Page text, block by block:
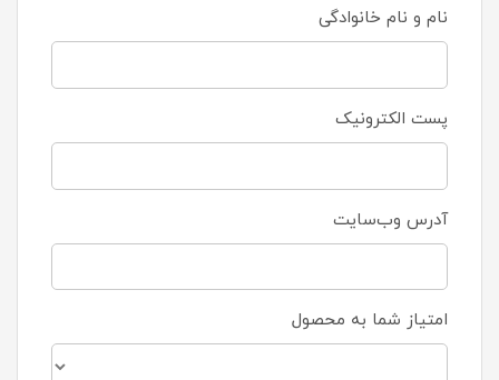
نام و نام خانوادگی
پست الکترونیک
آدرس وب‌سایت
امتیاز شما به محصول